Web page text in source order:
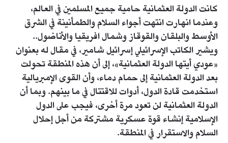
كانت الدولة العثمانية حامية جميع المسلمين في العالم،
وعندما انهارت انتهت أجواء السلام والطمأنينة في الشرق
الأوسط والبلقان والقوقاز وشمال افريقيا والأناضول..
ويشير الكاتب الإسرائيلي إسرائيل شامير، في مقال له بعنوان
«عودي أيتها الدولة العثمانية»، إلى أن هذه المنطقة تحولت
بعد الدولة العثمانية إلى حمام دماء، وأن القوى الإمبريالية
استخدمت قادة الدول، أدوات للاقتتال في ما بينهم. وبما أن
الدولة العثمانية لن تعود مرة أخرى، فيجب على الدول
الإسلامية إنشاء قوة عسكرية مشتركة من أجل إحلال
السلام والاستقرار في المنطقة.